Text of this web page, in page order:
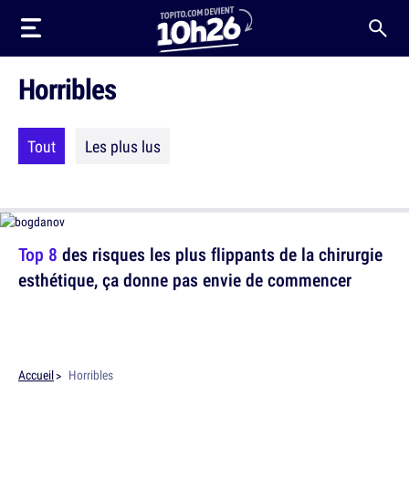
Horribles
Tout Les plus lus
Top 8 des risques les plus flippants de la chirurgie
esthétique, ça donne pas envie de commencer
Accueil Horribles